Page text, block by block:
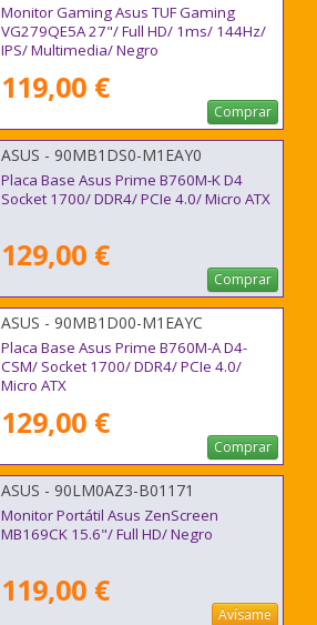
Monitor Gaming Asus TUF Gaming
VG279QE5A 27"/ Full HD/ 1ms/ 144Hz/
IPS/ Multimedia/ Negro
119,00 €
Comprar
ASUS - 90MB1DS0-M1EAY0
Placa Base Asus Prime B760M-K D4
Socket 1700/ DDR4/ PCIe 4.0/ Micro ATX
129,00 €
Comprar
ASUS - 90MB1D00-M1EAYC
Placa Base Asus Prime B760M-A D4-
CSM/ Socket 1700/ DDR4/ PCIe 4.0/
Micro ATX
129,00 €
Comprar
ASUS - 90LM0AZ3-B01171
Monitor Portátil Asus ZenScreen
MB169CK 15.6"/ Full HD/ Negro
119,00 €
Avísame